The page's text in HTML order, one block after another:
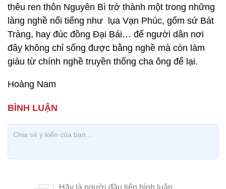
thêu ren thôn Nguyên Bì trở thành một trong những
làng nghề nổi tiếng như lụa Vạn Phúc, gốm sứ Bát
Tràng, hay đúc đồng Đại Bái… để người dân nơi
đây không chỉ sống được bằng nghề mà còn làm
giàu từ chính nghề truyền thống cha ông để lại.
Hoàng Nam